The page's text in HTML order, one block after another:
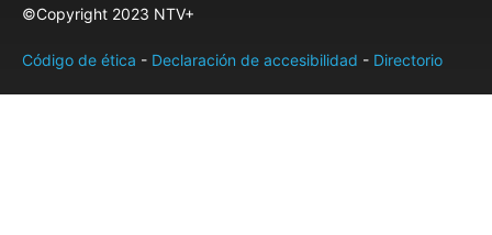
©Copyright 2023 NTV+
Código de ética - Declaración de accesibilidad - Directorio